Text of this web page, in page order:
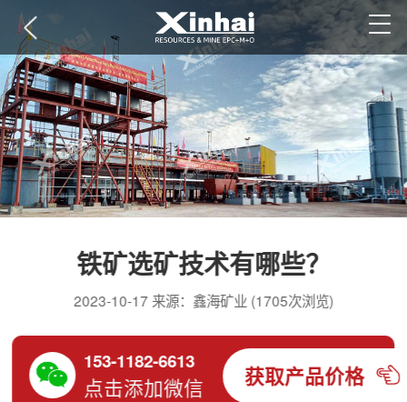
铁矿选矿技术有哪些？
2023-10-17 来源：鑫海矿业 (1705次浏览)
153-1182-6613
点击添加微信 获取产品价格